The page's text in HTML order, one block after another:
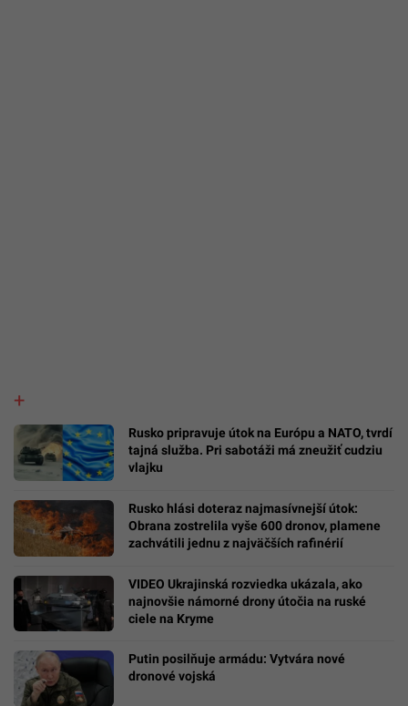
Rusko pripravuje útok na Európu a NATO, tvrdí
tajná služba. Pri sabotáži má zneužiť cudziu
vlajku
Rusko hlási doteraz najmasívnejší útok:
Obrana zostrelila vyše 600 dronov, plamene
zachvátili jednu z najväčších rafinérií
VIDEO Ukrajinská rozviedka ukázala, ako
najnovšie námorné drony útočia na ruské
ciele na Kryme
Putin posilňuje armádu: Vytvára nové
dronové vojská